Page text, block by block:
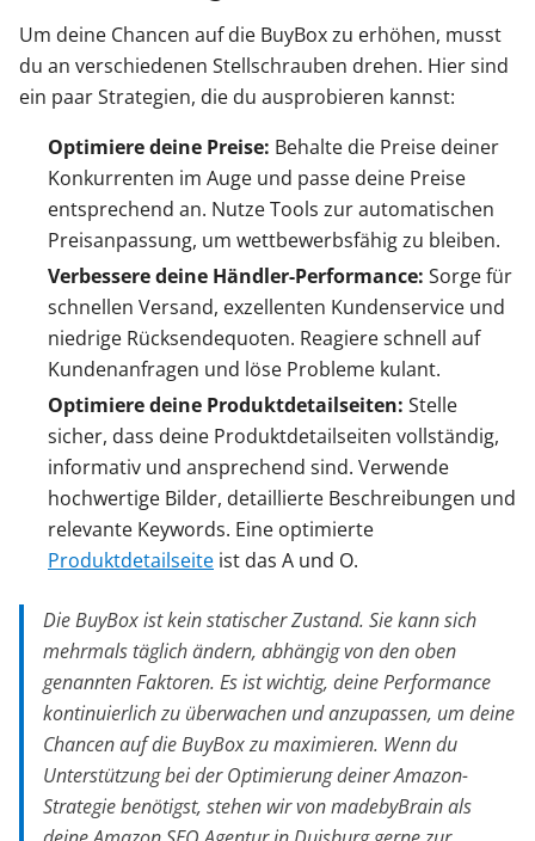
Um deine Chancen auf die BuyBox zu erhöhen, musst
du an verschiedenen Stellschrauben drehen. Hier sind
ein paar Strategien, die du ausprobieren kannst:
Optimiere deine Preise: Behalte die Preise deiner
Konkurrenten im Auge und passe deine Preise
entsprechend an. Nutze Tools zur automatischen
Preisanpassung, um wettbewerbsfähig zu bleiben.
Verbessere deine Händler-Performance: Sorge für
schnellen Versand, exzellenten Kundenservice und
niedrige Rücksendequoten. Reagiere schnell auf
Kundenanfragen und löse Probleme kulant.
Optimiere deine Produktdetailseiten: Stelle
sicher, dass deine Produktdetailseiten vollständig,
informativ und ansprechend sind. Verwende
hochwertige Bilder, detaillierte Beschreibungen und
relevante Keywords. Eine optimierte
Produktdetailseite ist das A und O.
Die BuyBox ist kein statischer Zustand. Sie kann sich
mehrmals täglich ändern, abhängig von den oben
genannten Faktoren. Es ist wichtig, deine Performance
kontinuierlich zu überwachen und anzupassen, um deine
Chancen auf die BuyBox zu maximieren. Wenn du
Unterstützung bei der Optimierung deiner Amazon-
Strategie benötigst, stehen wir von madebyBrain als